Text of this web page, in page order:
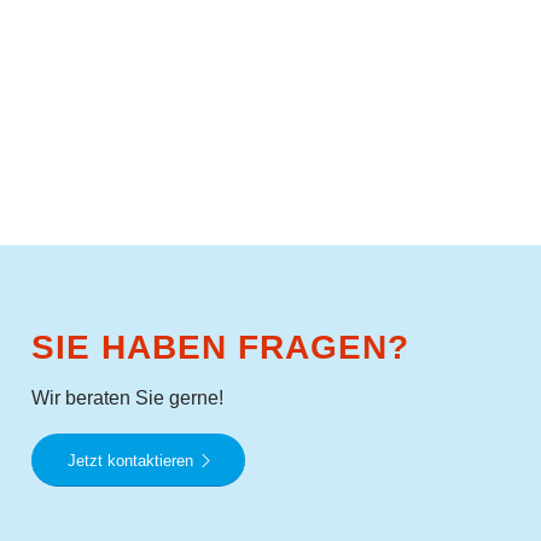
SIE HABEN FRAGEN?
Wir beraten Sie gerne!
Jetzt kontaktieren